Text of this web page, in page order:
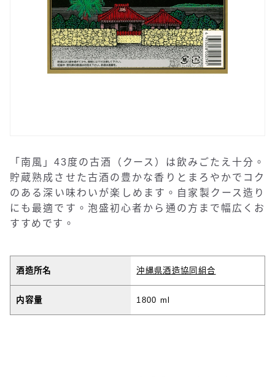
「南風」43度の古酒（クース）は飲みごたえ十分。
貯蔵熟成させた古酒の豊かな香りとまろやかでコク
のある深い味わいが楽しめます。自家製クース造り
にも最適です。泡盛初心者から通の方まで幅広くお
すすめです。
酒造所名 沖縄県酒造協同組合
内容量 1800 ml